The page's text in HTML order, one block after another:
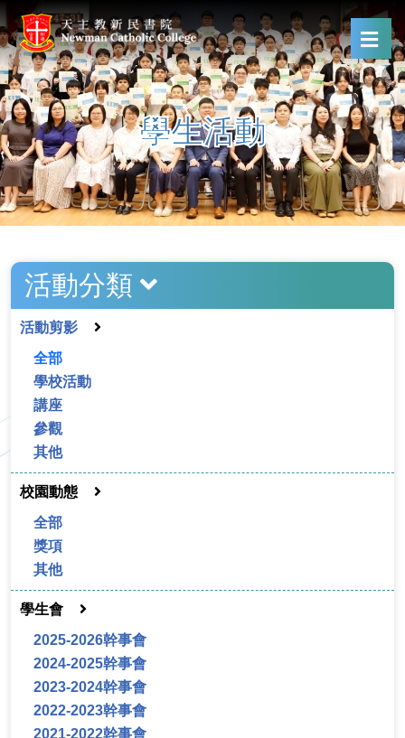
學生活動
活動分類
活動剪影
全部
學校活動
講座
參觀
其他
校園動態
全部
獎項
其他
學生會
2025-2026幹事會
2024-2025幹事會
2023-2024幹事會
2022-2023幹事會
2021-2022幹事會